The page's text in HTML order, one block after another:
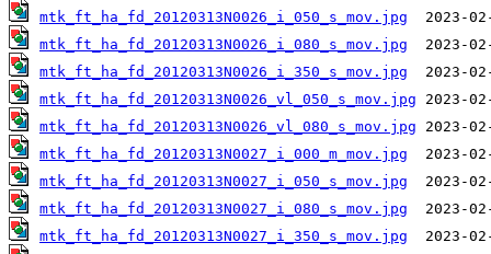
mtk_ft_ha_fd_20120313N0026_i_050_s_mov.jpg
mtk_ft_ha_fd_20120313N0026_i_080_s_mov.jpg
mtk_ft_ha_fd_20120313N0026_i_350_s_mov.jpg
mtk_ft_ha_fd_20120313N0026_vl_050_s_mov.jpg
mtk_ft_ha_fd_20120313N0026_vl_080_s_mov.jpg
mtk_ft_ha_fd_20120313N0027_i_000_m_mov.jpg
mtk_ft_ha_fd_20120313N0027_i_050_s_mov.jpg
mtk_ft_ha_fd_20120313N0027_i_080_s_mov.jpg
mtk_ft_ha_fd_20120313N0027_i_350_s_mov.jpg